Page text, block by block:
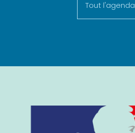
Tout l'agenda